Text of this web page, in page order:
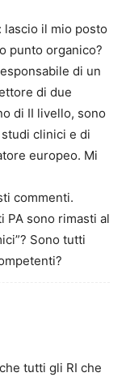
lascio il mio posto
punto organico?
di un
di due
di II livello, sono
clinici e di
europeo. Mi
commenti.
PA sono rimasti al
Sono tutti
tutti gli RI che